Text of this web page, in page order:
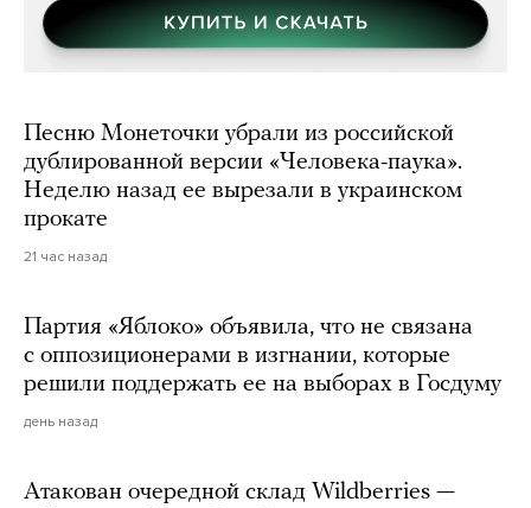
Песню Монеточки убрали из российской
дублированной версии «Человека-паука».
Неделю назад ее вырезали в украинском
прокате
21 час назад
Партия «Яблоко» объявила, что не связана
с оппозиционерами в изгнании, которые
решили поддержать ее на выборах в Госдуму
день назад
Атакован очередной склад Wildberries —